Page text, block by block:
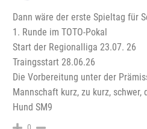
Dann wäre der erste Spieltag für
1. Runde im TOTO-Pokal
Start der Regionalliga 23.07. 26
Traingsstart 28.06.26
Die Vorbereitung unter der
Mannschaft kurz, zu kurz,
Hund SM9